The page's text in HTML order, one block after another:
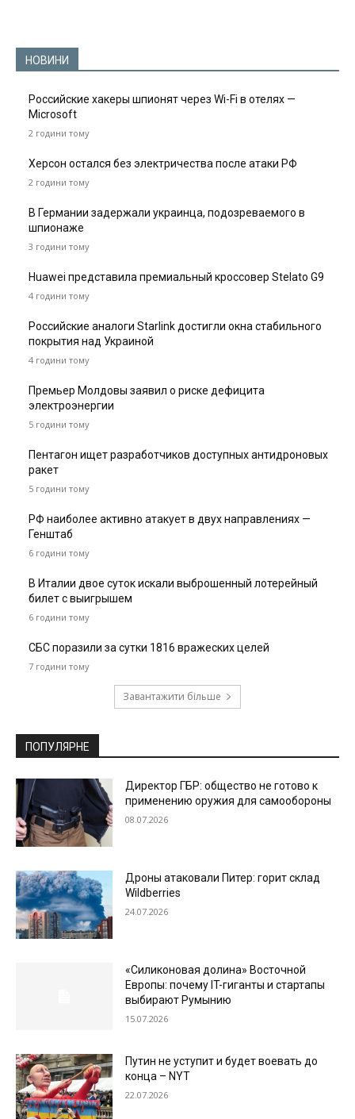
НОВИНИ
Российские хакеры шпионят через Wi-Fi в отелях —
Microsoft
2 години тому
Херсон остался без электричества после атаки РФ
2 години тому
В Германии задержали украинца, подозреваемого в
шпионаже
3 години тому
Huawei представила премиальный кроссовер Stelato G9
4 години тому
Российские аналоги Starlink достигли окна стабильного
покрытия над Украиной
4 години тому
Премьер Молдовы заявил о риске дефицита
электроэнергии
5 години тому
Пентагон ищет разработчиков доступных антидроновых
ракет
5 години тому
РФ наиболее активно атакует в двух направлениях —
Генштаб
6 години тому
В Италии двое суток искали выброшенный лотерейный
билет с выигрышем
6 години тому
СБС поразили за сутки 1816 вражеских целей
7 години тому
Завантажити більше
ПОПУЛЯРНЕ
Директор ГБР: общество не готово к
применению оружия для самообороны
08.07.2026
Дроны атаковали Питер: горит склад
Wildberries
24.07.2026
«Силиконовая долина» Восточной
Европы: почему IT-гиганты и стартапы
выбирают Румынию
15.07.2026
Путин не уступит и будет воевать до
конца – NYT
22.07.2026